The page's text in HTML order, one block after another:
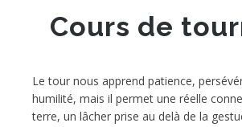
Cours de
Le tour nous apprend patience,
humilité, mais il permet une réelle
terre, un lâcher prise au delà de la